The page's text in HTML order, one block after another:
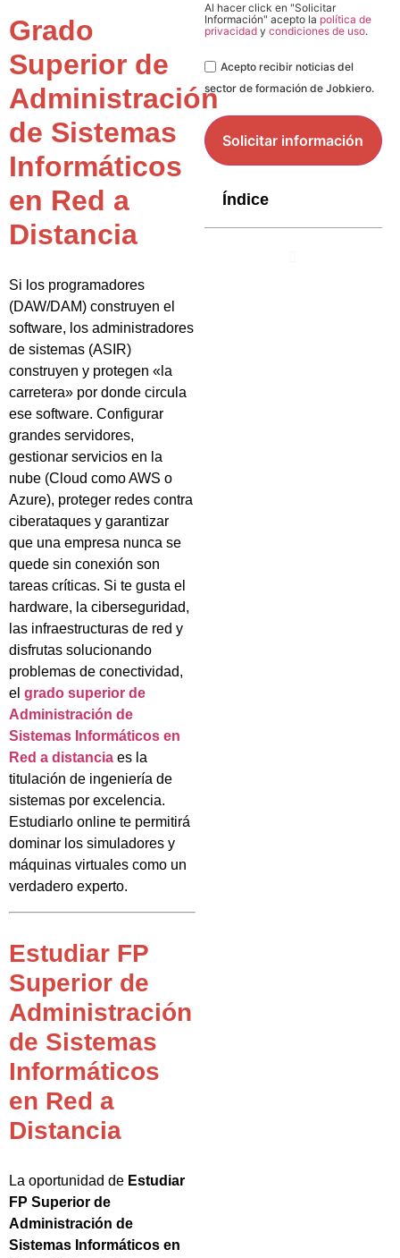
Grado
Superior de
Administración
de Sistemas
Informáticos
en Red a
Distancia
Si los programadores
(DAW/DAM) construyen el
software, los administradores
de sistemas (ASIR)
construyen y protegen «la
carretera» por donde circula
ese software. Configurar
grandes servidores,
gestionar servicios en la
nube (Cloud como AWS o
Azure), proteger redes contra
ciberataques y garantizar
que una empresa nunca se
quede sin conexión son
tareas críticas. Si te gusta el
hardware, la ciberseguridad,
las infraestructuras de red y
disfrutas solucionando
problemas de conectividad,
el grado superior de
Administración de
Sistemas Informáticos en
Red a distancia es la
titulación de ingeniería de
sistemas por excelencia.
Estudiarlo online te permitirá
dominar los simuladores y
máquinas virtuales como un
verdadero experto.
Estudiar FP
Superior de
Administración
de Sistemas
Informáticos
en Red a
Distancia
La oportunidad de Estudiar
FP Superior de
Administración de
Sistemas Informáticos en
Al hacer click en "Solicitar
Información" acepto la política de
privacidad y condiciones de uso.
LegalAcepto recibir noticias del
sector de formación de Jobkiero.
Índice